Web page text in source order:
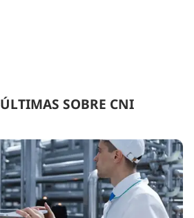
ÚLTIMAS SOBRE CNI